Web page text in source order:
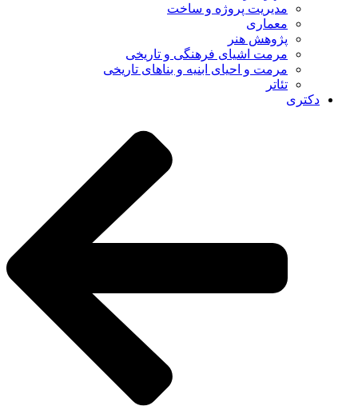
مدیریت پروژه و ساخت
معماری
پژوهش هنر
مرمت اشیای فرهنگی و تاریخی
مرمت و احیای ابنیه و بناهای تاریخی
تئاتر
دکتری